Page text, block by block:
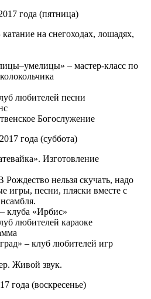
года (пятница)
на снегоходах, лошадях,
– мастер-класс по
любителей песни
Богослужение
года (суббота)
Изготовление
Рождество нельзя скучать, надо
игры, песни, пляски вместе с
клуба «Ирбис»
любителей караоке
– клуб любителей игр
Живой звук.
года (воскресенье)